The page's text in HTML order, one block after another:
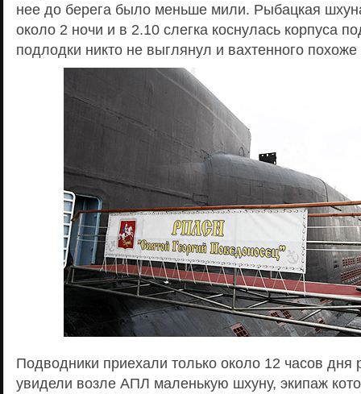
нее до берега было меньше мили. Рыбацкая
около 2 ночи и в 2.10 слегка коснулась корпуса
подлодки никто не выглянул и вахтенного
Подводники приехали только около 12 часов
увидели возле АПЛ маленькую шхуну, экипаж